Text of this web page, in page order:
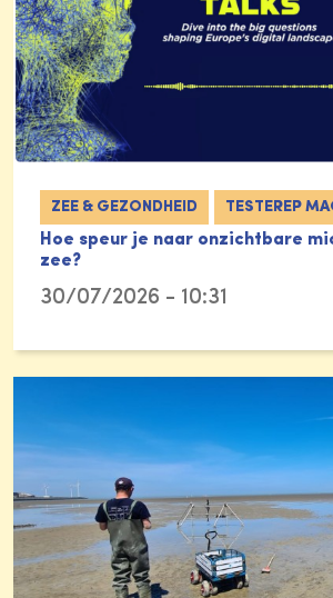
ZEE & GEZONDHEID TESTEREP
Hoe speur je naar onzichtbare
zee?
30/07/2026 - 10:31